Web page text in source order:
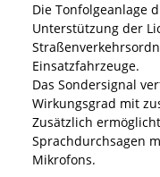
Die Tonfolgeanlage
Unterstützung der
Einsatzfahrzeuge.
Das Sondersignal
Wirkungsgrad mit
Zusätzlich
Sprachdurchsagen
Mikrofons.